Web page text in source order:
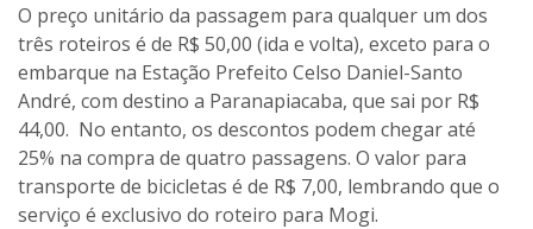
O preço unitário da passagem para qualquer um dos
três roteiros é de R$ 50,00 (ida e volta), exceto para o
embarque na Estação Prefeito Celso Daniel-Santo
André, com destino a Paranapiacaba, que sai por R$
44,00. No entanto, os descontos podem chegar até
25% na compra de quatro passagens. O valor para
transporte de bicicletas é de R$ 7,00, lembrando que o
serviço é exclusivo do roteiro para Mogi.